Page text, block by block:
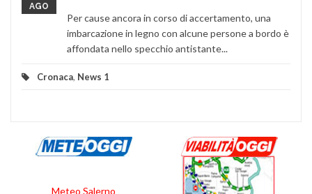
AGO
Per cause ancora in corso di accertamento, una
imbarcazione in legno con alcune persone a bordo è
affondata nello specchio antistante...
Cronaca, News 1
Meteo Salerno